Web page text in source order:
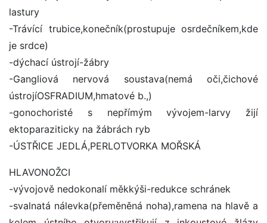
lastury
-Trávící trubice,konečník(prostupuje osrdečníkem,kde
je srdce)
-dýchací ústrojí-žábry
-Gangliová nervová soustava(nemá oči,čichové
ústrojíOSFRADIUM,hmatové b.,)
-gonochoristé s nepřímým vývojem-larvy žijí
ektoparaziticky na žábrách ryb
-ÚSTŘICE JEDLÁ,PERLOTVORKA MOŘSKÁ
HLAVONOŽCI
-vývojově nedokonalí měkkýši-redukce schránek
-svalnatá nálevka(přeměněná noha),ramena na hlavě a